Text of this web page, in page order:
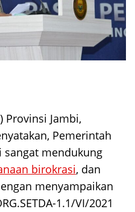
Provinsi Jambi,
Pemerintah
sangat mendukung
birokrasi, dan
menyampaikan
1.1/VI/2021